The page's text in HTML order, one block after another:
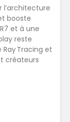
l’architecture
booste
et à une
reste
Ray Tracing et
créateurs